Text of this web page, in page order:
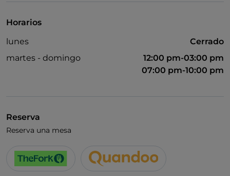
Horarios
lunes
Cerrado
martes - domingo
12:00 pm-03:00 pm
07:00 pm-10:00 pm
Reserva
Reserva una mesa